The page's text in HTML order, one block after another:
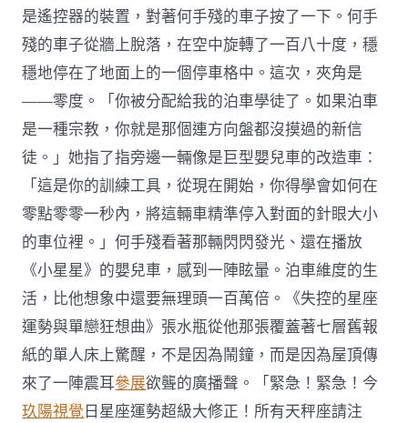
是遙控器的裝置，對著何手殘的車子按了一下。何手
殘的車子從牆上脫落，在空中旋轉了一百八十度，穩
穩地停在了地面上的一個停車格中。這次，夾角是
——零度。「你被分配給我的泊車學徒了。如果泊車
是一種宗教，你就是那個連方向盤都沒摸過的新信
徒。」她指了指旁邊一輛像是巨型嬰兒車的改造車：
「這是你的訓練工具，從現在開始，你得學會如何在
零點零零一秒內，將這輛車精準停入對面的針眼大小
的車位裡。」何手殘看著那輛閃閃發光、還在播放
《小星星》的嬰兒車，感到一陣眩暈。泊車維度的生
活，比他想象中還要無理頭一百萬倍。《失控的星座
運勢與單戀狂想曲》張水瓶從他那張覆蓋著七層舊報
紙的單人床上驚醒，不是因為鬧鐘，而是因為屋頂傳
來了一陣震耳參展欲聾的廣播聲。「緊急！緊急！今
玖陽視覺日星座運勢超級大修正！所有天秤座請注